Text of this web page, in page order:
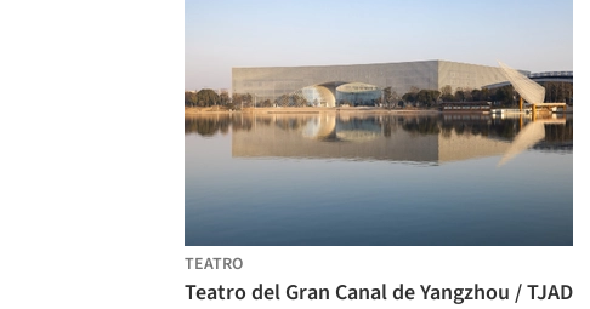
TEATRO
Teatro del Gran Canal de Yangzhou / TJAD